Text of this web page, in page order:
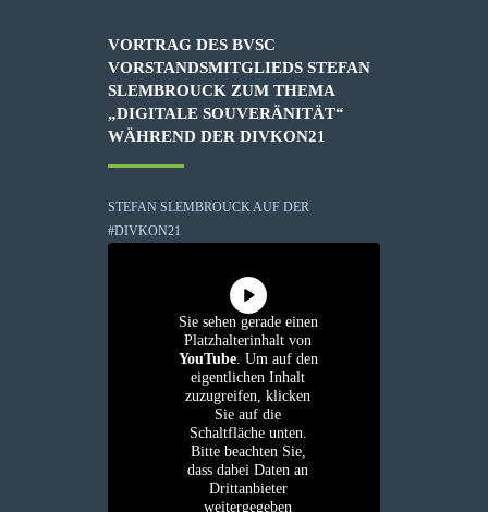
VORTRAG DES BVSC
VORSTANDSMITGLIEDS STEFAN
SLEMBROUCK ZUM THEMA
„DIGITALE SOUVERÄNITÄT“
WÄHREND DER DIVKON21
STEFAN SLEMBROUCK AUF DER
#DIVKON21
Sie sehen gerade einen
Platzhalterinhalt von
YouTube. Um auf den
eigentlichen Inhalt
zuzugreifen, klicken
Sie auf die
Schaltfläche unten.
Bitte beachten Sie,
dass dabei Daten an
Drittanbieter
weitergegeben